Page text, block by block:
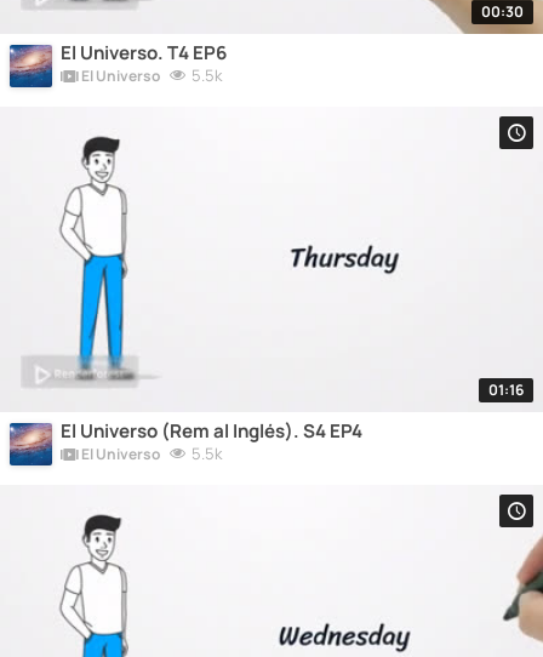
00:30
El Universo. T4 EP6
El Universo 5.5k
01:16
El Universo (Rem al Inglés). S4 EP4
El Universo 5.5k